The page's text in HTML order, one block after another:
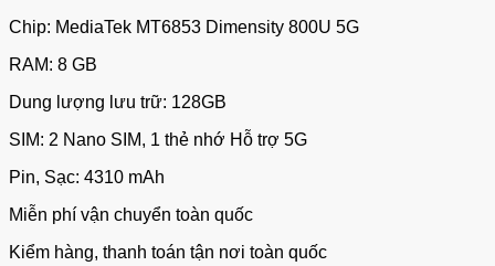
Chip: MediaTek MT6853 Dimensity 800U 5G
RAM: 8 GB
Dung lượng lưu trữ: 128GB
SIM: 2 Nano SIM, 1 thẻ nhớ Hỗ trợ 5G
Pin, Sạc: 4310 mAh
Miễn phí vận chuyển toàn quốc
Kiểm hàng, thanh toán tận nơi toàn quốc